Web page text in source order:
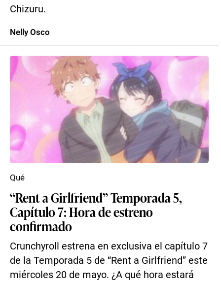
Chizuru.
Nelly Osco
“Rent a Girlfriend” Temporada 5,
Capítulo 7: Hora de estreno
confirmado
Crunchyroll estrena en exclusiva el capítulo 7
de la Temporada 5 de “Rent a Girlfriend” este
miércoles 20 de mayo. ¿A qué hora estará
Qué